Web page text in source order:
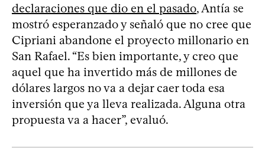
declaraciones que dio en el pasado, Antía se
mostró esperanzado y señaló que no cree que
Cipriani abandone el proyecto millonario en
San Rafael. “Es bien importante, y creo que
aquel que ha invertido más de millones de
dólares largos no va a dejar caer toda esa
inversión que ya lleva realizada. Alguna otra
propuesta va a hacer”, evaluó.